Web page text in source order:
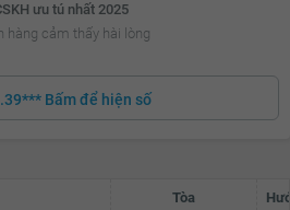
ưu tú nhất 2025
hàng cảm thấy hài lòng
Bấm để hiện số
Tòa